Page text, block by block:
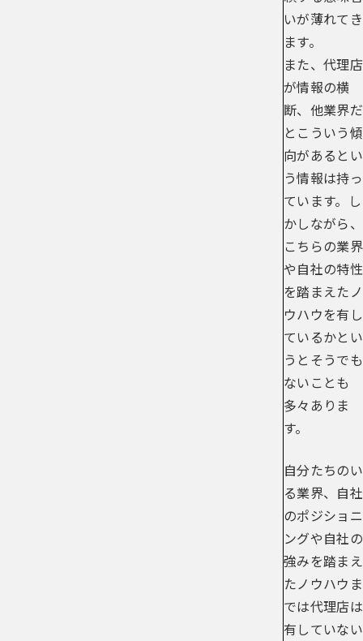
いが薄れてき
ます。
また、代理店
が情報の横
断、他業界だ
とこういう傾
向があるとい
う情報は持っ
ています。し
かしながら、
こちらの業界
や自社の特性
を踏まえたノ
ウハウを有し
ているかとい
うとそうでも
ないことも
多々ありま
す。
自分たちのい
る業界、自社
のポジショニ
ングや自社の
強みを踏まえ
たノウハウま
では代理店は
有していない